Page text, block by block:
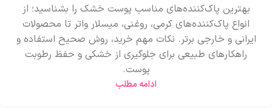
بهترین پاک‌کننده‌های مناسب پوست خشک را بشناسید؛ از
انواع پاک‌کننده‌های کرمی، روغنی، میسلار واتر تا محصولات
ایرانی و خارجی برتر. نکات مهم خرید، روش صحیح استفاده و
راهکارهای طبیعی برای جلوگیری از خشکی و حفظ رطوبت
پوست.
ادامه مطلب